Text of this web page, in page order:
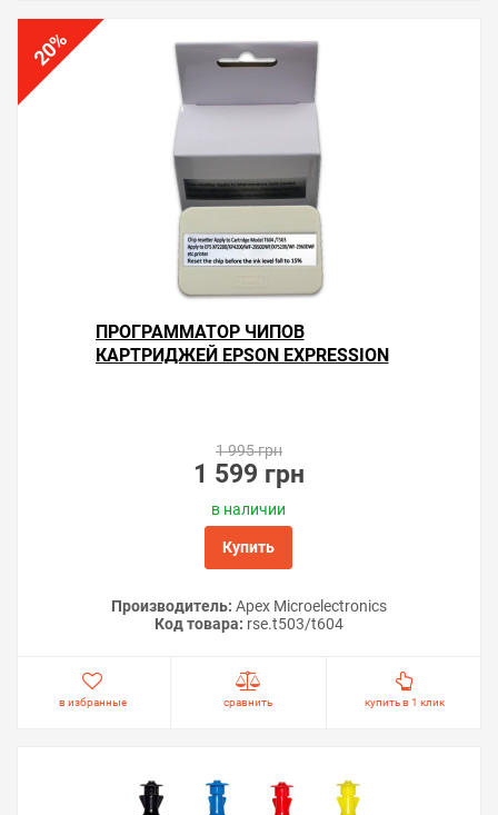
20
%
ПРОГРАММАТОР ЧИПОВ
КАРТРИДЖЕЙ EPSON EXPRESSION
1 995 грн
1 599 грн
в наличии
Купить
Производитель: Apex Microelectronics
Код товара: rse.t503/t604
в избранные сравнить купить в 1 клик